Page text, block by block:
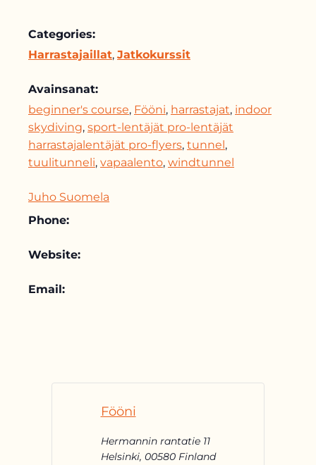
Categories:
Harrastajaillat, Jatkokurssit
Avainsanat:
beginner's course, Fööni, harrastajat, indoor
skydiving, sport-lentäjät pro-lentäjät
harrastajalentäjät pro-flyers, tunnel,
tuulitunneli, vapaalento, windtunnel
Juho Suomela
Phone:
Website:
Email:
Fööni
Hermannin rantatie 11
Helsinki, 00580 Finland